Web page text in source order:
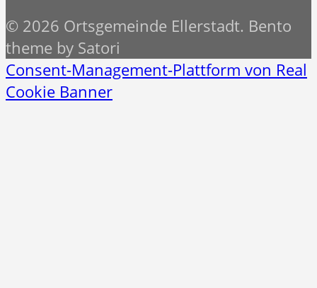
© 2026 Ortsgemeinde Ellerstadt. Bento
theme by Satori
Consent-Management-Plattform von Real
Cookie Banner